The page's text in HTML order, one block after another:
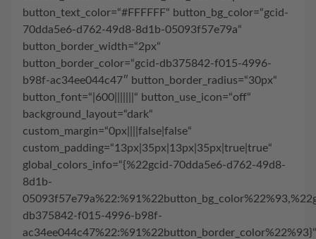
button_text_color=“#FFFFFF“ button_bg_color=“gcid-
70dda5e6-d762-49d8-8d1b-05093f57e79a“
button_border_width=“2px“
button_border_color=“gcid-db375842-f015-4996-
b98f-ac34ee044c47″ button_border_radius=“30px“
button_font=“|600|||||||“ button_use_icon=“off“
background_layout=“dark“
custom_margin=“0px||||false|false“
custom_padding=“13px|35px|13px|35px|true|true“
global_colors_info=“{%22gcid-70dda5e6-d762-49d8-
8d1b-
db375842-f015-4996-b98f-
ac34ee044c47%22:%91%22button_border_color%22%93}“